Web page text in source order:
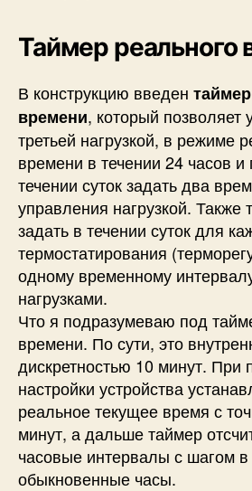
Таймер реального
В конструкцию введен
времени, который позволяет
третьей нагрузкой, в режиме
времени в течении 24 часов и
течении суток задать два
управления нагрузкой. Также
задать в течении суток для
термостатирования
одному временному
нагрузками.
Что я подразумеваю под
времени. По сути, это
дискретностью 10 минут. При
настройки устройства
реальное текущее время с
минут, а дальше таймер
часовые интервалы с шагом в
обыкновенные часы.